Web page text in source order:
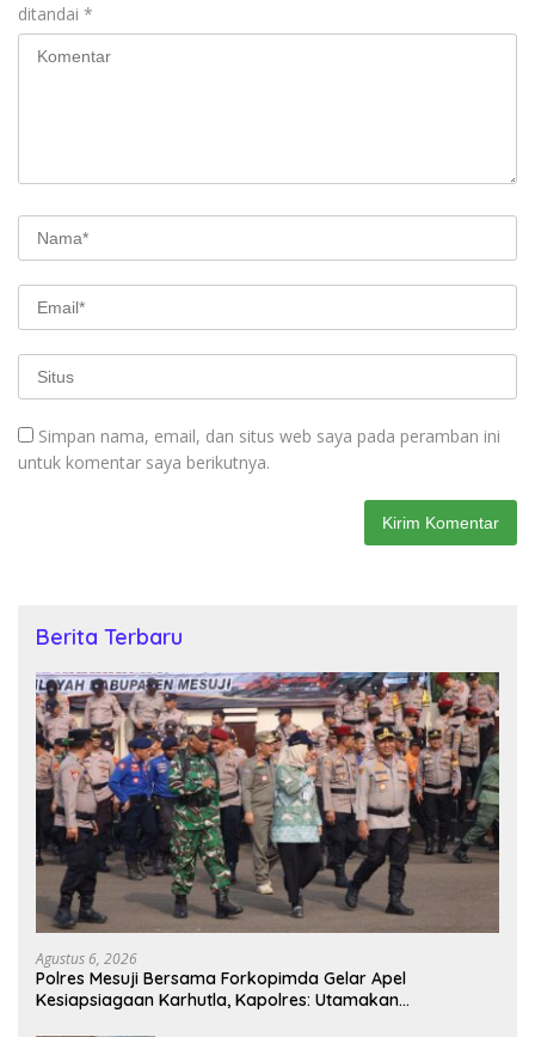
ditandai *
Simpan nama, email, dan situs web saya pada peramban ini
untuk komentar saya berikutnya.
Berita Terbaru
Agustus 6, 2026
Polres Mesuji Bersama Forkopimda Gelar Apel
Kesiapsiagaan Karhutla, Kapolres: Utamakan